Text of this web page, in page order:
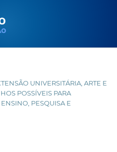
UNIVERSITÁRIA, ARTE E
POSSÍVEIS PARA
PESQUISA E